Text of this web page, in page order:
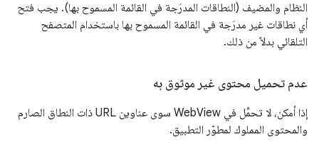
النظام والمضيف (النطاقات المدرَجة في القائمة المسموح بها). يجب فتح
أي نطاقات غير مدرَجة في القائمة المسموح بها باستخدام المتصفح
التلقائي بدلاً من ذلك.
عدم تحميل محتوى غير موثوق به
إذا أمكن، لا تحمِّل في WebView سوى عناوين URL ذات النطاق الصارم
والمحتوى المملوك لمطوّر التطبيق.